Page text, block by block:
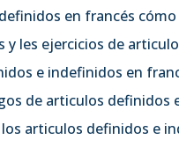
en francés
y les ejercicios de
e indefinidos en
de articulos definidos
articulos definidos e